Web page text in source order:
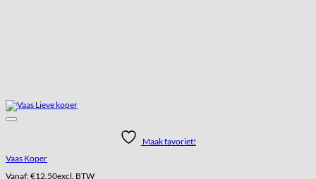
Maak favoriet!
Vaas Koper
Vanaf:€12.50excl. BTW